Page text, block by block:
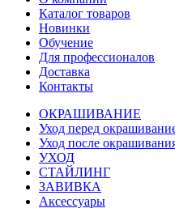
Каталог товаров
Новинки
Обучение
Для профессионалов
Доставка
Контакты
ОКРАШИВАНИЕ
Уход перед
Уход после
УХОД
СТАЙЛИНГ
ЗАВИВКА
Аксессуары